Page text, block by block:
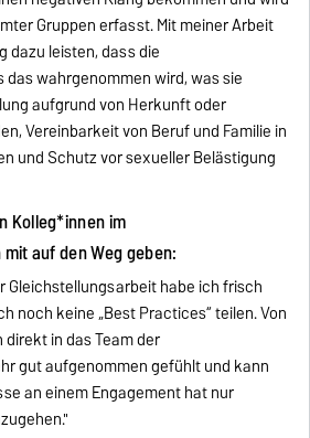
Gruppen erfasst. Mit meiner Arbeit
dazu leisten, dass die
wahrgenommen wird, was sie
aufgrund von Herkunft oder
Vereinbarkeit von Beruf und Familie in
und Schutz vor sexueller Belästigung
Kolleg*innen im
auf den Weg geben:
Gleichstellungsarbeit habe ich frisch
noch keine „Best Practices“ teilen. Von
in das Team der
gut aufgenommen gefühlt und kann
an einem Engagement hat nur